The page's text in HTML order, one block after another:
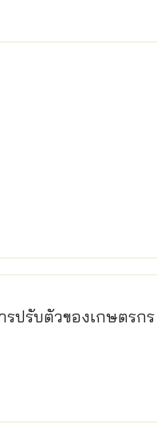
ปรับตัวของเกษตรกร